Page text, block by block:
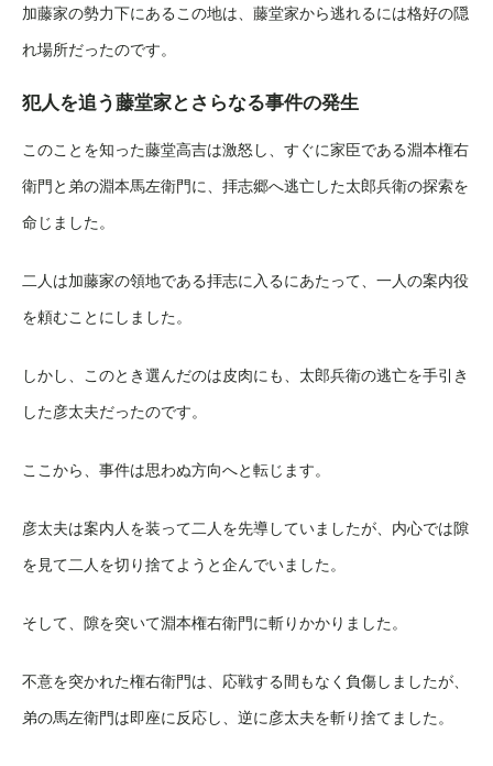
加藤家の勢力下にあるこの地は、藤堂家から逃れるには格好の隠
れ場所だったのです。
犯人を追う藤堂家とさらなる事件の発生
このことを知った藤堂高吉は激怒し、すぐに家臣である淵本権右
衛門と弟の淵本馬左衛門に、拝志郷へ逃亡した太郎兵衛の探索を
命じました。
二人は加藤家の領地である拝志に入るにあたって、一人の案内役
を頼むことにしました。
しかし、このとき選んだのは皮肉にも、太郎兵衛の逃亡を手引き
した彦太夫だったのです。
ここから、事件は思わぬ方向へと転じます。
彦太夫は案内人を装って二人を先導していましたが、内心では隙
を見て二人を切り捨てようと企んでいました。
そして、隙を突いて淵本権右衛門に斬りかかりました。
不意を突かれた権右衛門は、応戦する間もなく負傷しましたが、
弟の馬左衛門は即座に反応し、逆に彦太夫を斬り捨てました。